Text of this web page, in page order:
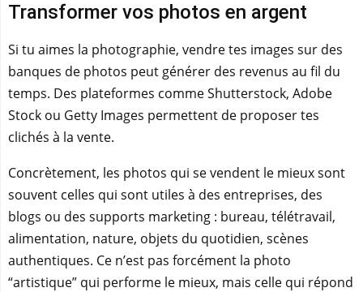
Transformer vos photos en argent
Si tu aimes la photographie, vendre tes images sur des
banques de photos peut générer des revenus au fil du
temps. Des plateformes comme Shutterstock, Adobe
Stock ou Getty Images permettent de proposer tes
clichés à la vente.
Concrètement, les photos qui se vendent le mieux sont
souvent celles qui sont utiles à des entreprises, des
blogs ou des supports marketing : bureau, télétravail,
alimentation, nature, objets du quotidien, scènes
authentiques. Ce n’est pas forcément la photo
“artistique” qui performe le mieux, mais celle qui répond